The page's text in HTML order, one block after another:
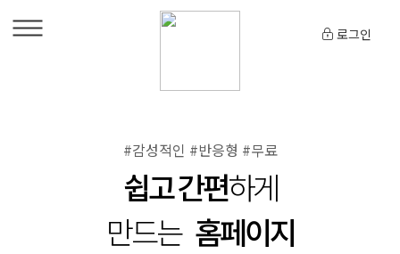
로그인
#감성적인 #반응형 #무료
쉽고 간편하게
만드는 홈페이지